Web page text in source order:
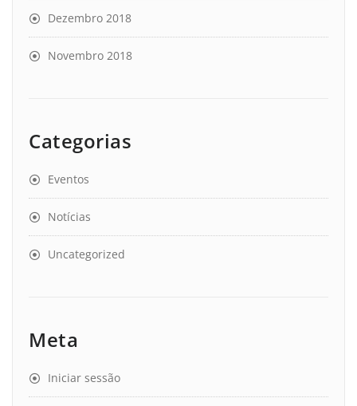
Dezembro 2018
Novembro 2018
Categorias
Eventos
Notícias
Uncategorized
Meta
Iniciar sessão